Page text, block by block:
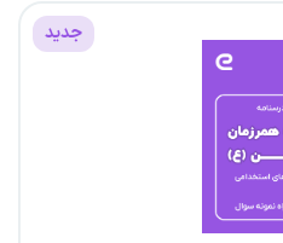
جدید